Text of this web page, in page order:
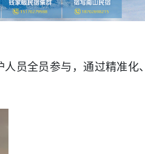
员全员参与，通过精准化